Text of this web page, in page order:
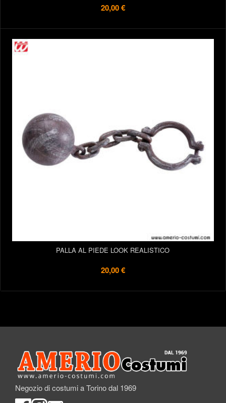
20,00 €
PALLA AL PIEDE LOOK REALISTICO
20,00 €
Negozio di costumi a Torino dal 1969